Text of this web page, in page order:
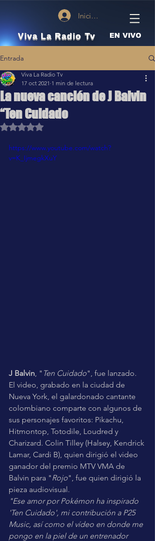
Iniciar sesión
Viva La Radio Tv EN VIVO
Entrada
La nueva canción de J Balvin
“Ten Cuidado
Viva La Radio Tv
17 oct 2021 1 min de lectura
Obtuvo NaN de 5 estrellas.
https://www.youtube.com/watch?
v=K_IjmegkXuY
J Balvin , " Ten Cuidado", fue lanzado.
El video, grabado en la ciudad de
Nueva York, el galardonado cantante
colombiano comparte con algunos de
sus personajes favoritos: Pikachu,
Hitmontop, Totodile, Loudred y
Charizard. Colin Tilley (Halsey, Kendrick
Lamar, Cardi B), quien dirigió el video
ganador del premio MTV VMA de
Balvin para " Rojo", fue quien dirigió la
pieza audiovisual.
"Ese amor por Pokémon ha inspirado
'Ten Cuidado', mi contribución a P25
Music, así como el vídeo en donde me
pongo en la piel de un entrenador